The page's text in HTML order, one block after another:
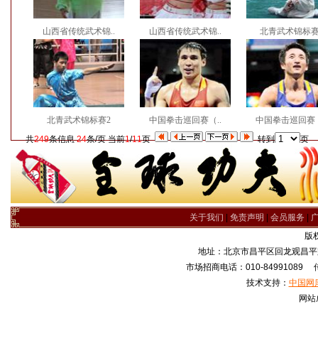
山西省传统武术锦.. 山西省传统武术锦.. 北青武术锦标
北青武术锦标赛2 中国拳击巡回赛（..
中国拳击巡回赛
共249条信息24条/页 当前1/11页 转到 页
关于我们 免责声明 会员服务
版
地址：北京市昌平区回龙观昌
市场招商电话：010-84991089
技术支持： 中国网
网